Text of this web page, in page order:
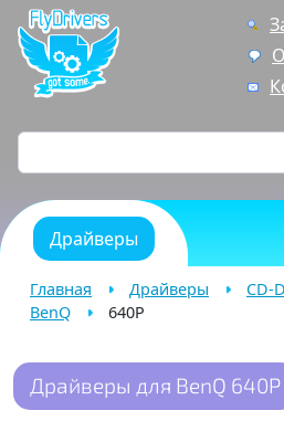
Драйверы
Главная Драйверы
CD-
BenQ
640P
Драйверы для BenQ 640P